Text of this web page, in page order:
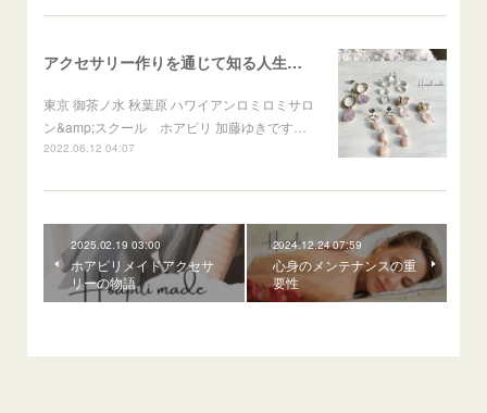
アクセサリー作りを通じて知る人生の真理！
東京 御茶ノ水 秋葉原 ハワイアンロミロミサロ
ン&amp;スクール ホアピリ 加藤ゆきです…
2022.06.12 04:07
2025.02.19 03:00
ホアピリメイドアクセサ
リーの物語
2024.12.24 07:59
心身のメンテナンスの重
要性